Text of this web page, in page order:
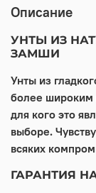
Описание
УНТЫ ИЗ
ЗАМШИ
Унты из
более широким
для кого это
выборе.
всяких
ГАРАНТИЯ